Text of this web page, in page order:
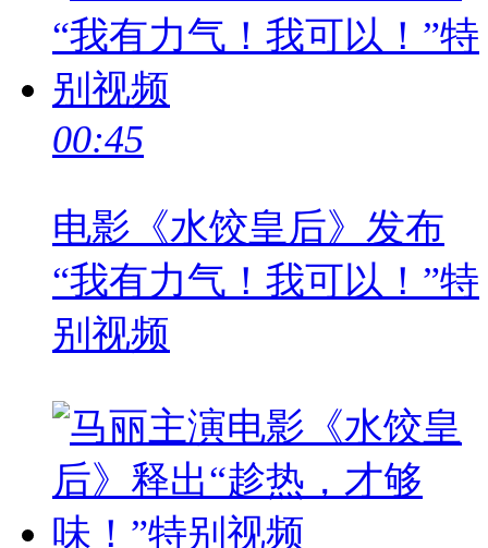
00:45
电影《水饺皇后》发布
“我有力气！我可以！”特
别视频